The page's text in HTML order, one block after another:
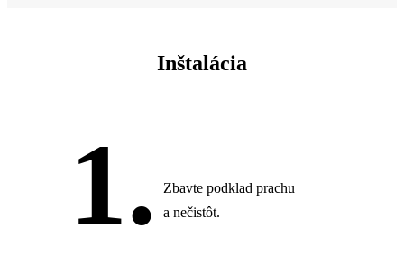
Inštalácia
1.
Zbavte podklad prachu
a nečistôt.